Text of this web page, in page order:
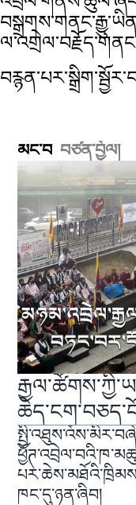
མང་བ བཙན་བྱོལ།
ཁང་དུ་ཉན་ཞིབ།